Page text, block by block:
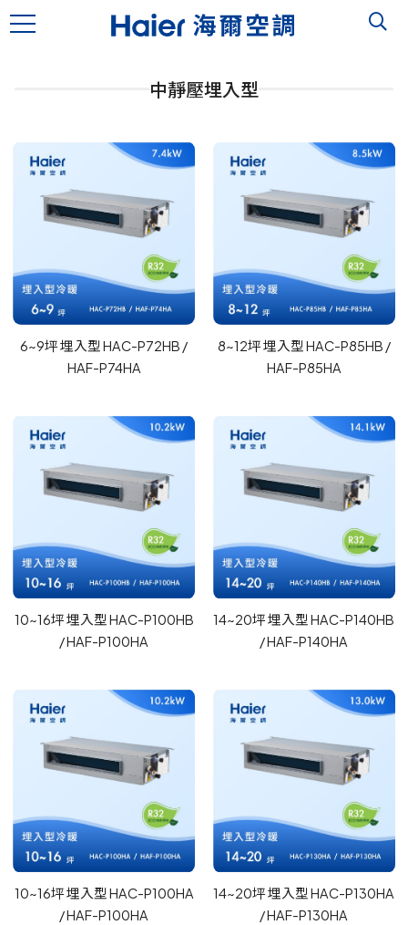
中靜壓埋入型
6~9坪 埋入型 HAC-P72HB /
HAF-P74HA
8~12坪 埋入型 HAC-P85HB /
HAF-P85HA
10~16坪 埋入型 HAC-P100HB
/ HAF-P100HA
14~20坪 埋入型 HAC-P140HB
/ HAF-P140HA
10~16坪 埋入型 HAC-P100HA
/ HAF-P100HA
14~20坪 埋入型 HAC-P130HA
/ HAF-P130HA